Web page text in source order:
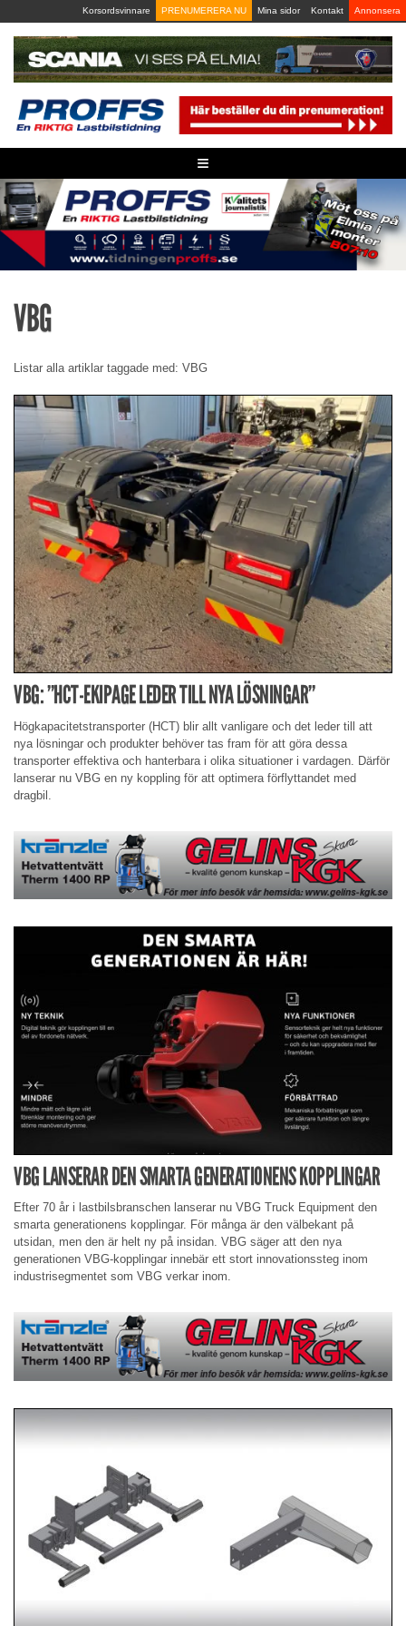
to
content
Korsordsvinnare PRENUMERERA NU Mina sidor Kontakt Annonsera
≡
VBG
Listar alla artiklar taggade med: VBG
VBG: ”HCT-EKIPAGE LEDER TILL NYA LÖSNINGAR”
Högkapacitetstransporter (HCT) blir allt vanligare och det leder till att
nya lösningar och produkter behöver tas fram för att göra dessa
transporter effektiva och hanterbara i olika situationer i vardagen. Därför
lanserar nu VBG en ny koppling för att optimera förflyttandet med
dragbil.
VBG LANSERAR DEN SMARTA GENERATIONENS KOPPLINGAR
Efter 70 år i lastbilsbranschen lanserar nu VBG Truck Equipment den
smarta generationens kopplingar. För många är den välbekant på
utsidan, men den är helt ny på insidan. VBG säger att den nya
generationen VBG-kopplingar innebär ett stort innovationssteg inom
industrisegmentet som VBG verkar inom.